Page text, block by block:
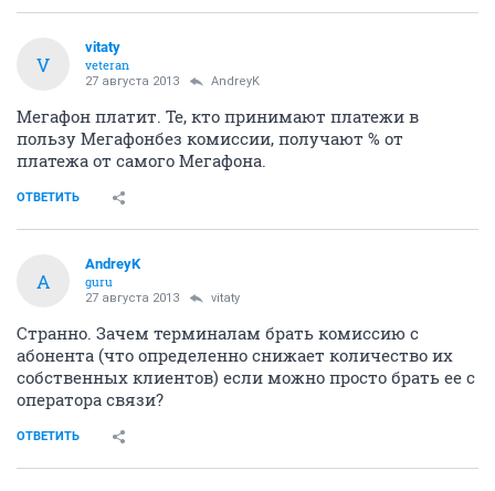
V
vitaty
veteran
27 августа 2013 AndreyK
Мегафон платит. Те, кто принимают платежи в
пользу Мегафонбез комиссии, получают % от
платежа от самого Мегафона.
ОТВЕТИТЬ
A
AndreyK
guru
27 августа 2013 vitaty
Странно. Зачем терминалам брать комиссию с
абонента (что определенно снижает количество их
собственных клиентов) если можно просто брать ее с
оператора связи?
ОТВЕТИТЬ